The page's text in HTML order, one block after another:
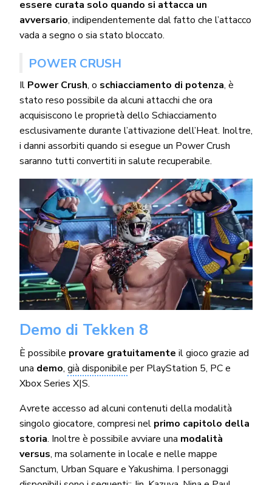
essere curata solo quando si attacca un
avversario, indipendentemente dal fatto che l’attacco
vada a segno o sia stato bloccato.
POWER CRUSH
Il Power Crush, o schiacciamento di potenza, è
stato reso possibile da alcuni attacchi che ora
acquisiscono le proprietà dello Schiacciamento
esclusivamente durante l’attivazione dell’Heat. Inoltre,
i danni assorbiti quando si esegue un Power Crush
saranno tutti convertiti in salute recuperabile.
Demo di Tekken 8
È possibile provare gratuitamente il gioco grazie ad
una demo,già disponibile per PlayStation 5, PC e
Xbox Series X|S.
Avrete accesso ad alcuni contenuti della modalità
singolo giocatore, compresi nel primo capitolo della
storia. Inoltre è possibile avviare una modalità
versus, ma solamente in locale e nelle mappe
Sanctum, Urban Square e Yakushima. I personaggi